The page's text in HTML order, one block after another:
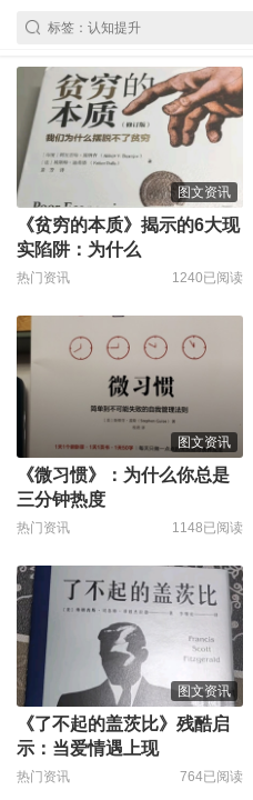
图文资讯
《贫穷的本质》揭示的6大现
实陷阱：为什么
热门资讯 1240已阅读
图文资讯
《微习惯》：为什么你总是
三分钟热度
热门资讯 1148已阅读
图文资讯
《了不起的盖茨比》残酷启
示：当爱情遇上现
热门资讯 764已阅读